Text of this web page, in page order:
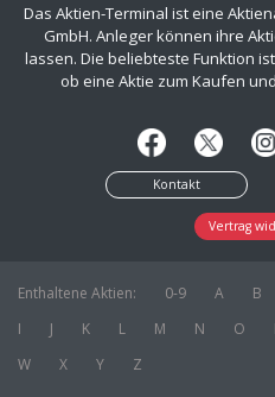
Das Aktien-Terminal ist eine
GmbH. Anleger können ihre
lassen. Die beliebteste Funktion
ob eine Aktie zum Kaufen
Kontakt
Vertrag
Enthaltene Aktien: 0-9 A B
I
J K L M N O
W
X Y Z